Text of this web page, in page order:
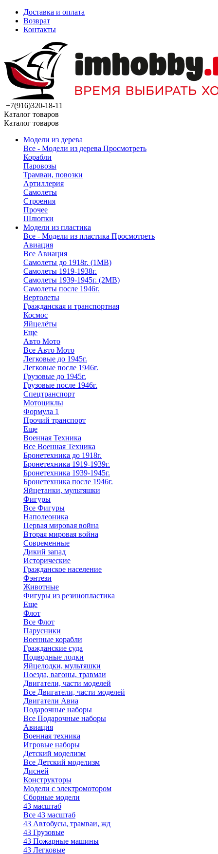
Доставка и оплата
Возврат
Контакты
+7(916)320-18-11
Каталог товаров
Каталог товаров
Модели из дерева
Все - Модели из дерева Просмотреть
Корабли
Паровозы
Трамваи, повозки
Артиллерия
Самолеты
Строения
Прочее
Шлюпки
Модели из пластика
Все - Модели из пластика Просмотреть
Авиация
Все Авиация
Самолеты до 1918г. (1МВ)
Самолеты 1919-1938г.
Самолеты 1939-1945г. (2МВ)
Самолеты после 1946г.
Вертолеты
Гражданская и транспортная
Космос
Яйцелёты
Еще
Авто Мото
Все Авто Мото
Легковые до 1945г.
Легковые после 1946г.
Грузовые до 1945г.
Грузовые после 1946г.
Спецтранспорт
Мотоциклы
Формула 1
Прочий транспорт
Еще
Военная Техника
Все Военная Техника
Бронетехника до 1918г.
Бронетехника 1919-1939г.
Бронетехника 1939-1945г.
Бронетехника после 1946г.
Яйцетанки, мультяшки
Фигуры
Все Фигуры
Наполеоника
Первая мировая война
Вторая мировая война
Современные
Дикий запад
Исторические
Гражданское население
Фэнтези
Животные
Фигуры из резинопластика
Еще
Флот
Все Флот
Парусники
Военные корабли
Гражданские суда
Подводные лодки
Яйцелодки, мультяшки
Поезда, вагоны, травмаи
Двигатели, части моделей
Все Двигатели, части моделей
Двигатели Авиа
Подарочные наборы
Все Подарочные наборы
Авиация
Военная техника
Игровые наборы
Детский моделизм
Все Детский моделизм
Дисней
Конструкторы
Модели с электромотором
Сборные модели
43 масштаб
Все 43 масштаб
43 Автобусы, трамваи, жд
43 Грузовые
43 Пожарные машины
43 Легковые